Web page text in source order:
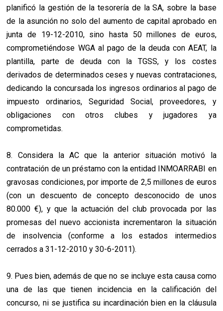
planificó la gestión de la tesorería de la SA, sobre la base
de la asunción no solo del aumento de capital aprobado en
junta de 19-12-2010, sino hasta 50 millones de euros,
comprometiéndose WGA al pago de la deuda con AEAT, la
plantilla, parte de deuda con la TGSS, y los costes
derivados de determinados ceses y nuevas contrataciones,
dedicando la concursada los ingresos ordinarios al pago de
impuesto ordinarios, Seguridad Social, proveedores, y
obligaciones con otros clubes y jugadores ya
comprometidas.
8. Considera la AC que la anterior situación motivó la
contratación de un préstamo con la entidad INMOARRABI en
gravosas condiciones, por importe de 2,5 millones de euros
(con un descuento de concepto desconocido de unos
80.000 €), y que la actuación del club provocada por las
promesas del nuevo accionista incrementaron la situación
de insolvencia (conforme a los estados intermedios
cerrados a 31-12-2010 y 30-6-2011).
9. Pues bien, además de que no se incluye esta causa como
una de las que tienen incidencia en la calificación del
concurso, ni se justifica su incardinación bien en la cláusula